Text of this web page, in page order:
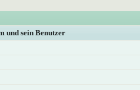
und sein Benutzer